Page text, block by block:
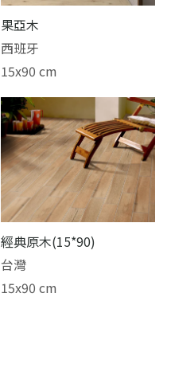
果亞木
西班牙
15x90 cm
經典原木(15*90)
台灣
15x90 cm